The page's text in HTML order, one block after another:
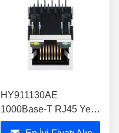
HY911130AE
1000Base-T RJ45 Yeşil
Sarı LED ile manyetik